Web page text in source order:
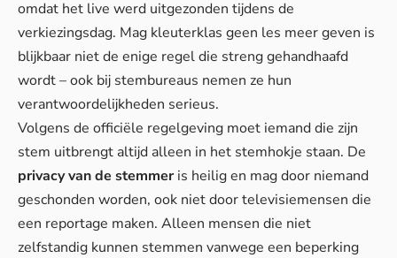
omdat het live werd uitgezonden tijdens de
verkiezingsdag. Mag kleuterklas geen les meer geven is
blijkbaar niet de enige regel die streng gehandhaafd
wordt – ook bij stembureaus nemen ze hun
verantwoordelijkheden serieus.
Volgens de officiële regelgeving moet iemand die zijn
stem uitbrengt altijd alleen in het stemhokje staan. De
privacy van de stemmer is heilig en mag door niemand
geschonden worden, ook niet door televisiemensen die
een reportage maken. Alleen mensen die niet
zelfstandig kunnen stemmen vanwege een beperking